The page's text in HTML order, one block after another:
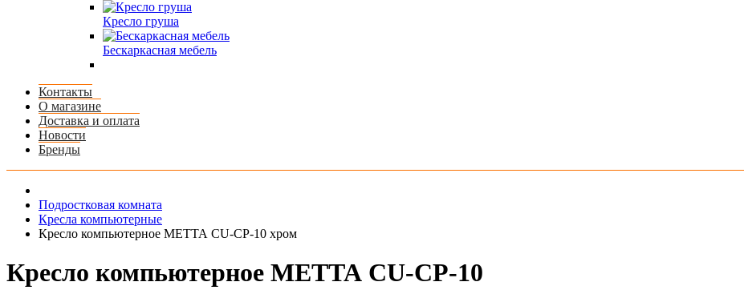
Кресло груша
Бескаркасная мебель
Контакты
О магазине
Доставка и оплата
Новости
Бренды
Подростковая комната
Кресла компьютерные
Кресло компьютерное МЕТТА CU-CP-10 хром
Кресло компьютерное МЕТТА CU-CP-10